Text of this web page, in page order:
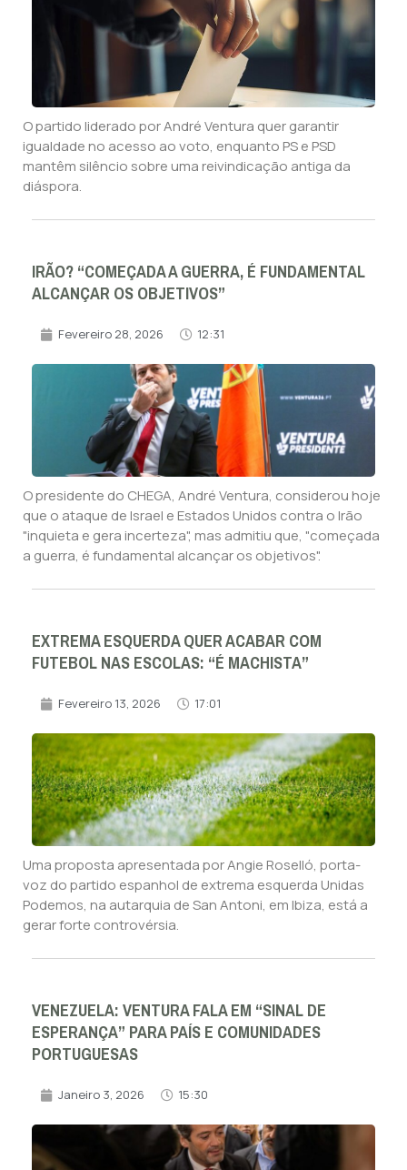
O partido liderado por André Ventura quer garantir
igualdade no acesso ao voto, enquanto PS e PSD
mantêm silêncio sobre uma reivindicação antiga da
diáspora.
IRÃO? “COMEÇADA A GUERRA, É FUNDAMENTAL
ALCANÇAR OS OBJETIVOS”
Fevereiro 28, 2026 12:31
O presidente do CHEGA, André Ventura, considerou hoje
que o ataque de Israel e Estados Unidos contra o Irão
"inquieta e gera incerteza", mas admitiu que, "começada
a guerra, é fundamental alcançar os objetivos".
EXTREMA ESQUERDA QUER ACABAR COM
FUTEBOL NAS ESCOLAS: “É MACHISTA”
Fevereiro 13, 2026 17:01
Uma proposta apresentada por Angie Roselló, porta-
voz do partido espanhol de extrema esquerda Unidas
Podemos, na autarquia de San Antoni, em Ibiza, está a
gerar forte controvérsia.
VENEZUELA: VENTURA FALA EM “SINAL DE
ESPERANÇA” PARA PAÍS E COMUNIDADES
PORTUGUESAS
Janeiro 3, 2026 15:30